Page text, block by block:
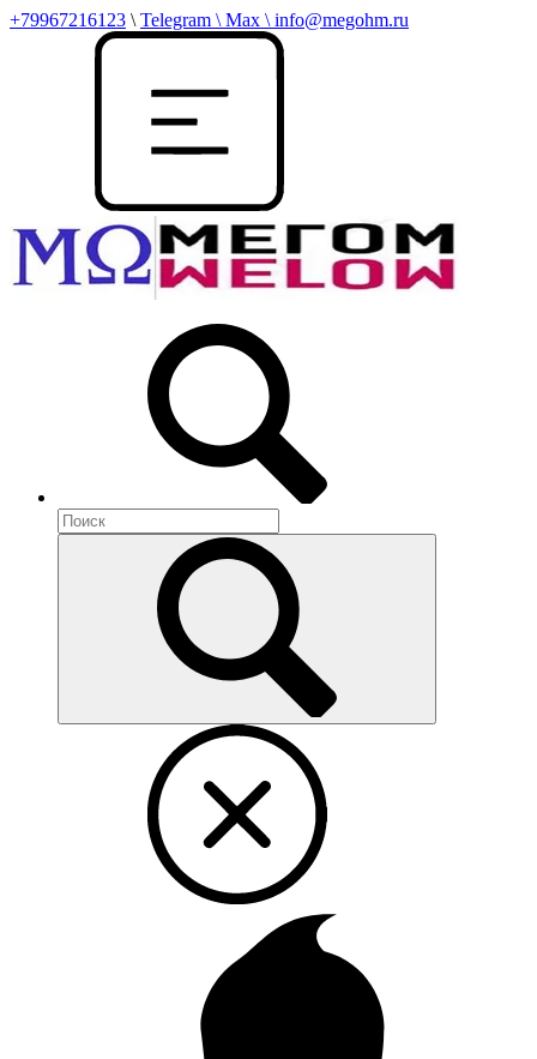
+79967216123 \ Telegram \ Max \ info@megohm.ru